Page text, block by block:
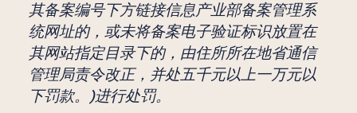
其备案编号下方链接信息产业部备案管理系
统网址的，或未将备案电子验证标识放置在
其网站指定目录下的，由住所所在地省通信
管理局责令改正，并处五千元以上一万元以
下罚款。)进行处罚。